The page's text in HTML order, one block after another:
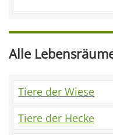
Alle
Tiere der Wiese
Tiere der Hecke